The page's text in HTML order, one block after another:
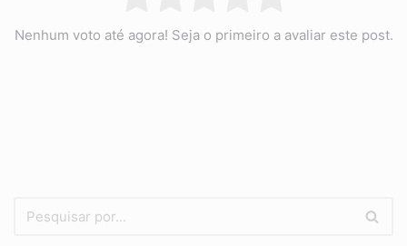
Nenhum voto até agora! Seja o primeiro a avaliar este post.